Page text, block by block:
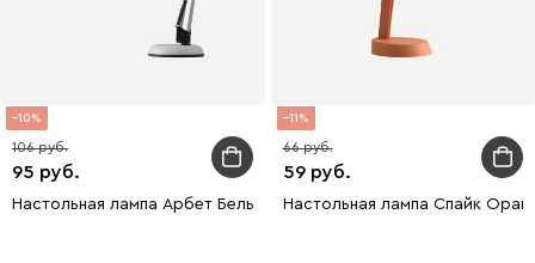
10
95
106
Настольная лампа Арбет Белый
11
59
66
Настольная лампа Спайк